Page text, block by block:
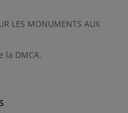
LES MONUMENTS AUX
la DMCA.